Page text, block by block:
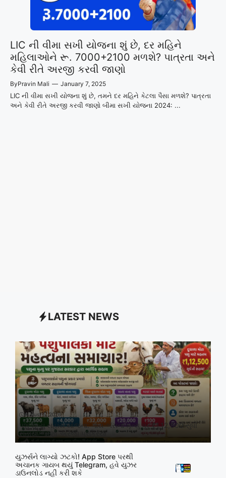
LIC ની વીમા સખી યોજના શું છે, દર મહિને
મહિલાઓને રૂ. 7000+2100 મળશે? પાત્રતા અને
કેવી રીતે અરજી કરવી જાણો
ByPravin Mali — January 7, 2025
LIC ની વીમા સખી યોજના શું છે, તમને દર મહિને કેટલા પૈસા મળશે? પાત્રતા
અને કેવી રીતે અરજી કરવી જાણો બીમા સખી યોજના 2024: ...
LATEST NEWS
August 5, 2026
પશુ મૃત્યુ સહાય યોજના: ગાય-ભેંસના મૃત્યુ પર ₹1,12,500 સુધી
સહાય, જાણો અરજી પ્રક્રિયા
યુઝર્સને લાગ્યો ઝટકો! App Store પરથી
અચાનક ગાયબ થયું Telegram, હવે યુઝર
ડાઉનલોડ નહીં કરી શકે